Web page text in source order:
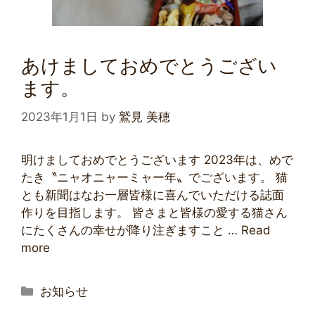
あけましておめでとうござい
ます。
2023年1月1日 by 鷲見 美穂
明けましておめでとうございます 2023年は、めで
たき〝ニャオニャーミャー年〟でございます。 猫
とも新聞はなお一層皆様に喜んでいただける誌面
作りを目指します。 皆さまと皆様の愛する猫さん
にたくさんの幸せが降り注ぎますこと … Read
more
お知らせ